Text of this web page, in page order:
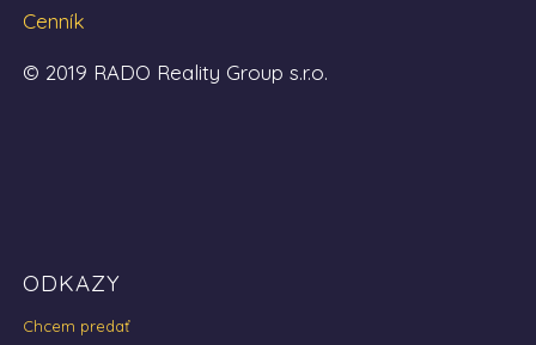
Cenník
© 2019 RADO Reality Group s.r.o.
ODKAZY
Chcem predať